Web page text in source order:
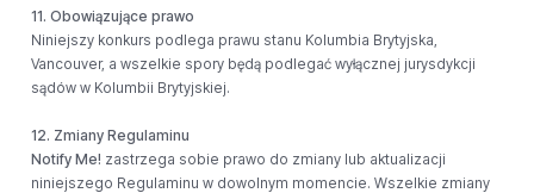
11. Obowiązujące prawo
Niniejszy konkurs podlega prawu stanu Kolumbia Brytyjska,
Vancouver, a wszelkie spory będą podlegać wyłącznej jurysdykcji
sądów w Kolumbii Brytyjskiej.
12. Zmiany Regulaminu
Notify Me! zastrzega sobie prawo do zmiany lub aktualizacji
niniejszego Regulaminu w dowolnym momencie. Wszelkie zmiany